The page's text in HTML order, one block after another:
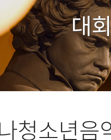
대
청소년음